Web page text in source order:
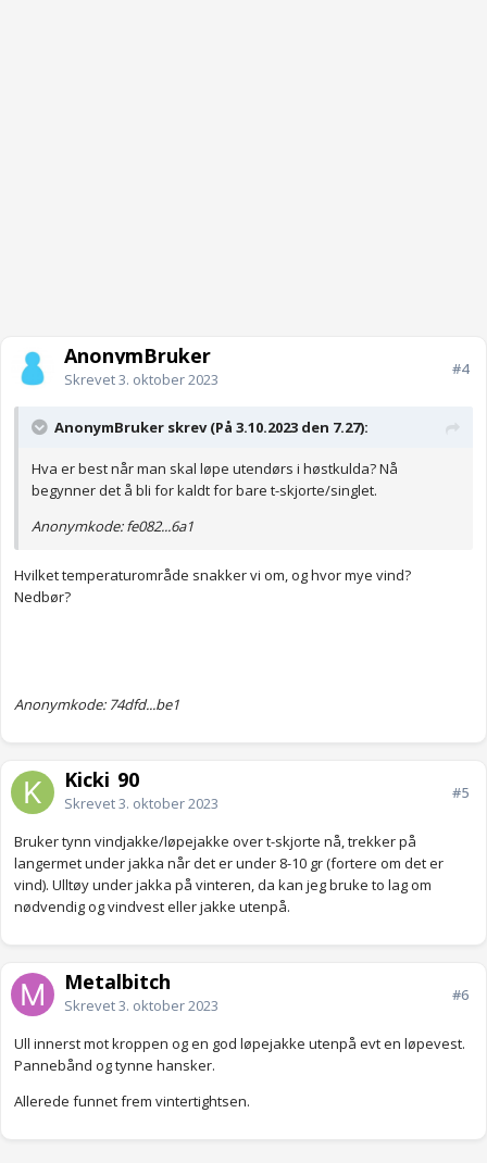
AnonymBruker
Skrevet3. oktober 2023
#4
AnonymBruker skrev (På 3.10.2023 den 7.27):
Hva er best når man skal løpe utendørs i høstkulda? Nå
begynner det å bli for kaldt for bare t-skjorte/singlet.
Anonymkode: fe082...6a1
Hvilket temperaturområde snakker vi om, og hvor mye vind?
Nedbør?
Anonymkode: 74dfd...be1
Kicki_90
Skrevet3. oktober 2023
#5
Bruker tynn vindjakke/løpejakke over t-skjorte nå, trekker på
langermet under jakka når det er under 8-10 gr (fortere om det er
vind). Ulltøy under jakka på vinteren, da kan jeg bruke to lag om
nødvendig og vindvest eller jakke utenpå.
Metalbitch
Skrevet3. oktober 2023
#6
Ull innerst mot kroppen og en god løpejakke utenpå evt en løpevest.
Pannebånd og tynne hansker.
Allerede funnet frem vintertightsen.